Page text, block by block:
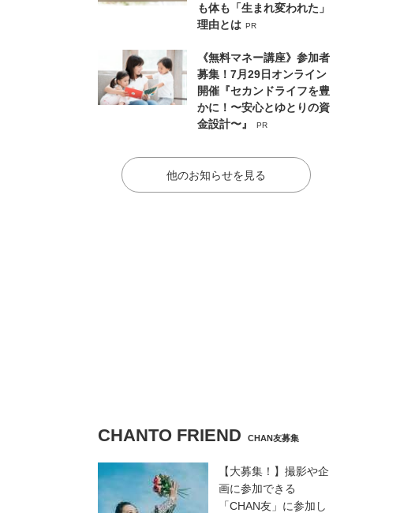
も体も「生まれ変われた」
理由とは PR
《無料マネー講座》参加者
募集！7月29日オンライン
開催『セカンドライフを豊
かに！〜安心とゆとりの資
金設計〜』
PR
他のお知らせを見る
CHANTO FRIEND CHAN友募集
【大募集！】撮影や企
画に参加できる
「CHAN友」に参加し